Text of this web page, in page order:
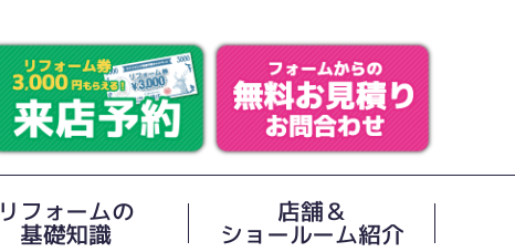
リフォームの
基礎知識
店舗＆
ショールーム紹介